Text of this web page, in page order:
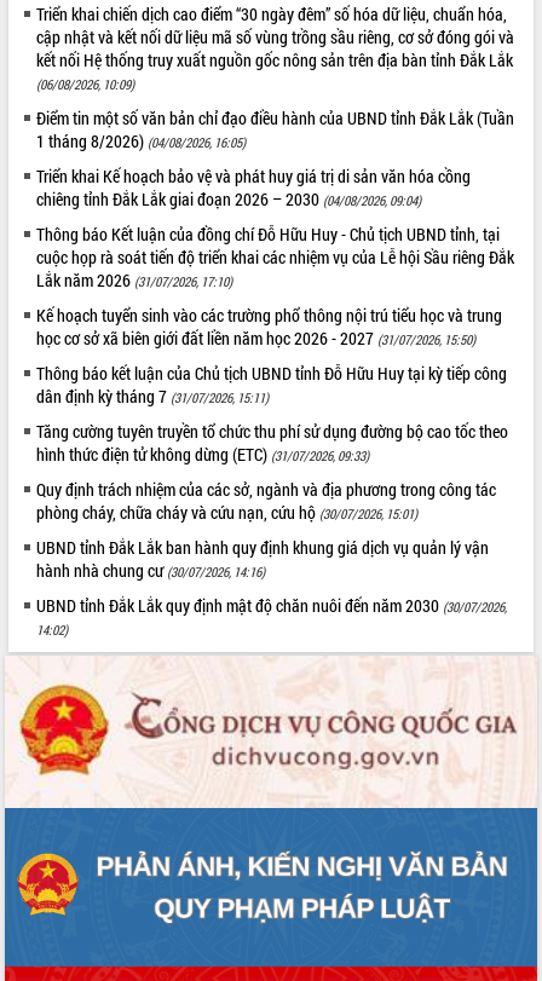
ALBUM ẢNH
LIÊN KẾT WEB
THỐNG KÊ TRUY CẬP
Hôm nay:
22664
Tất cả: 66067987
Triển khai chiến dịch cao điểm “30 ngày đêm” số hóa dữ liệu, chuẩn hóa,
cập nhật và kết nối dữ liệu mã số vùng trồng sầu riêng, cơ sở đóng gói và
kết nối Hệ thống truy xuất nguồn gốc nông sản trên địa bàn tỉnh Đắk Lắk
(06/08/2026, 10:09)
Điểm tin một số văn bản chỉ đạo điều hành của UBND tỉnh Đắk Lắk (Tuần
1 tháng 8/2026) (04/08/2026, 16:05)
Triển khai Kế hoạch bảo vệ và phát huy giá trị di sản văn hóa cồng
chiêng tỉnh Đắk Lắk giai đoạn 2026 – 2030 (04/08/2026, 09:04)
Thông báo Kết luận của đồng chí Đỗ Hữu Huy - Chủ tịch UBND tỉnh, tại
cuộc họp rà soát tiến độ triển khai các nhiệm vụ của Lễ hội Sầu riêng Đắk
Lắk năm 2026 (31/07/2026, 17:10)
Kế hoạch tuyển sinh vào các trường phổ thông nội trú tiểu học và trung
học cơ sở xã biên giới đất liền năm học 2026 - 2027 (31/07/2026, 15:50)
Thông báo kết luận của Chủ tịch UBND tỉnh Đỗ Hữu Huy tại kỳ tiếp công
dân định kỳ tháng 7 (31/07/2026, 15:11)
Tăng cường tuyên truyền tổ chức thu phí sử dụng đường bộ cao tốc theo
hình thức điện tử không dừng (ETC) (31/07/2026, 09:33)
Quy định trách nhiệm của các sở, ngành và địa phương trong công tác
phòng cháy, chữa cháy và cứu nạn, cứu hộ (30/07/2026, 15:01)
UBND tỉnh Đắk Lắk ban hành quy định khung giá dịch vụ quản lý vận
hành nhà chung cư (30/07/2026, 14:16)
UBND tỉnh Đắk Lắk quy định mật độ chăn nuôi đến năm 2030 (30/07/2026,
14:02)